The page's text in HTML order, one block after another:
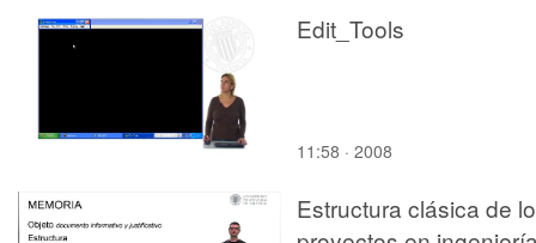
Edit_Tools
11:58 · 2008
Estructura clásica de